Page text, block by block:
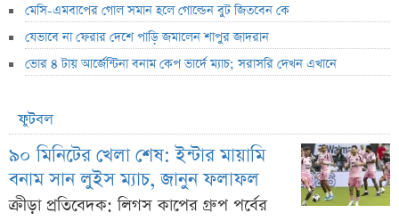
মেসি-এমবাপের গোল সমান হলে গোল্ডেন বুট জিতবেন কে
যেভাবে না ফেরার দেশে পাড়ি জমালেন শাপুর জাদরান
ভোর ৪ টায় আর্জেন্টিনা বনাম কেপ ভার্দে ম্যাচ; সরাসরি দেখন এখানে
ফুটবল
৯০ মিনিটের খেলা শেষ: ইন্টার মায়ামি
বনাম সান লুইস ম্যাচ, জানুন ফলাফল
ক্রীড়া প্রতিবেদক: লিগস কাপের গ্রুপ পর্বের